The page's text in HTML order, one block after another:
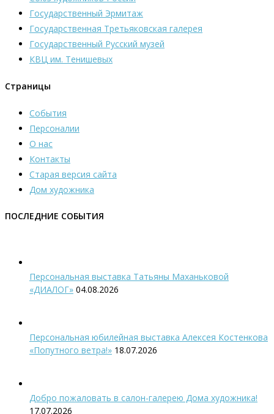
Государственный Эрмитаж
Государственная Третьяковская галерея
Государственный Русский музей
КВЦ им. Тенишевых
Страницы
События
Персоналии
О нас
Контакты
Старая версия сайта
Дом художника
ПОСЛЕДНИЕ СОБЫТИЯ
Персональная выставка Татьяны Маханьковой
«ДИАЛОГ» 04.08.2026
Персональная юбилейная выставка Алексея Костенкова
«Попутного ветра!» 18.07.2026
Добро пожаловать в салон-галерею Дома художника!
17.07.2026